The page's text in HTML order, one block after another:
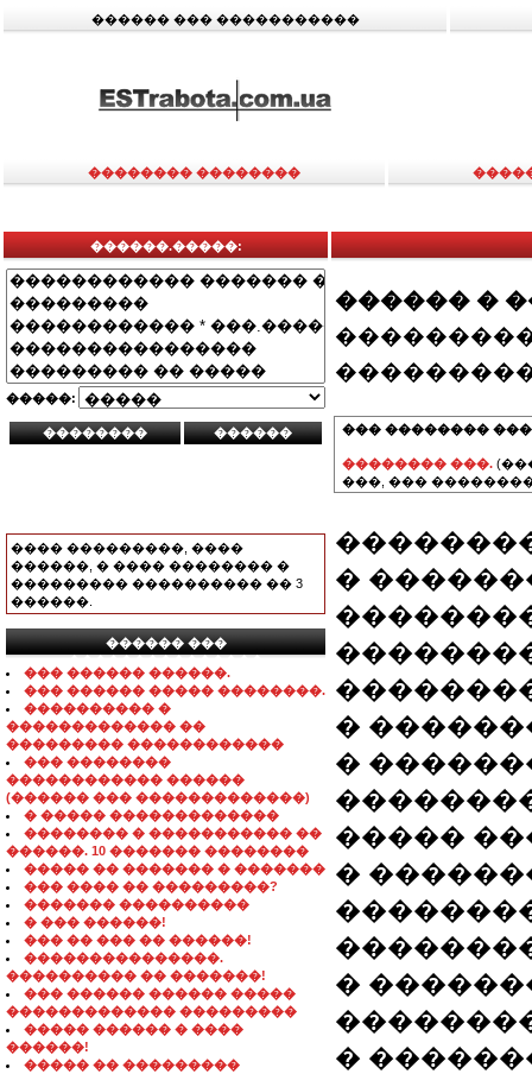
������ ��� �����������
�������� ��������
������.�����:
�����:
���� ���������, ����
������, � ���� �������� �
��������� ���������� �� 3
������.
������ ���
���������������
��� ������ ������.
��� ������ ����� ��������.
���������� �
������������� ��
��������� ������������
��� ��������
������������ ������
(������ ��� �������������)
� ����� �������������
�������� � ����������� ��
������. 10 ������� ��������
����� �� ������� � �������
��� ���� �� ���������?
������� ����������
� ��� ������!
��� �� ��� �� ������!
���������������.
���������� �� �������!
��� ������ ������ �����
������������� ���������
����� ������ � ����
������!
����� �� ���������
������ �
��� ��������
�������� ���.
���, ���
�
�
�
�����
�
�
�